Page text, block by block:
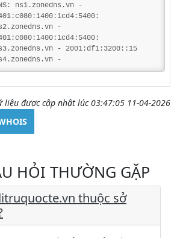
ns1.zonedns.vn -
-
- 2001:df1:3200::15
-
liệu được cập nhật lúc 03:47:05 11-04-2026
HỎI THƯỜNG GẶP
thuộc sở